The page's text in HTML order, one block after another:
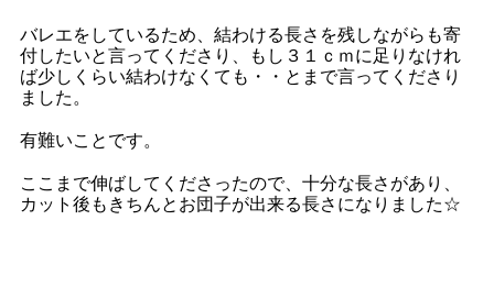
バレエをしているため、結わける長さを残しながらも寄
付したいと言ってくださり、もし３１ｃｍに足りなけれ
ば少しくらい結わけなくても・・とまで言ってくださり
ました。
有難いことです。
ここまで伸ばしてくださったので、十分な長さがあり、
カット後もきちんとお団子が出来る長さになりました☆